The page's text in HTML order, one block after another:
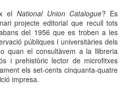
el National Union Catalogue? Es
projecte editorial que recull tots
del 1956 que es troben a les
públiques i universitàries dels
quan el consultàvem a la llibreria
i prehistòric lector de microfitxes
els set-cents cinquanta-quatre
impresa.